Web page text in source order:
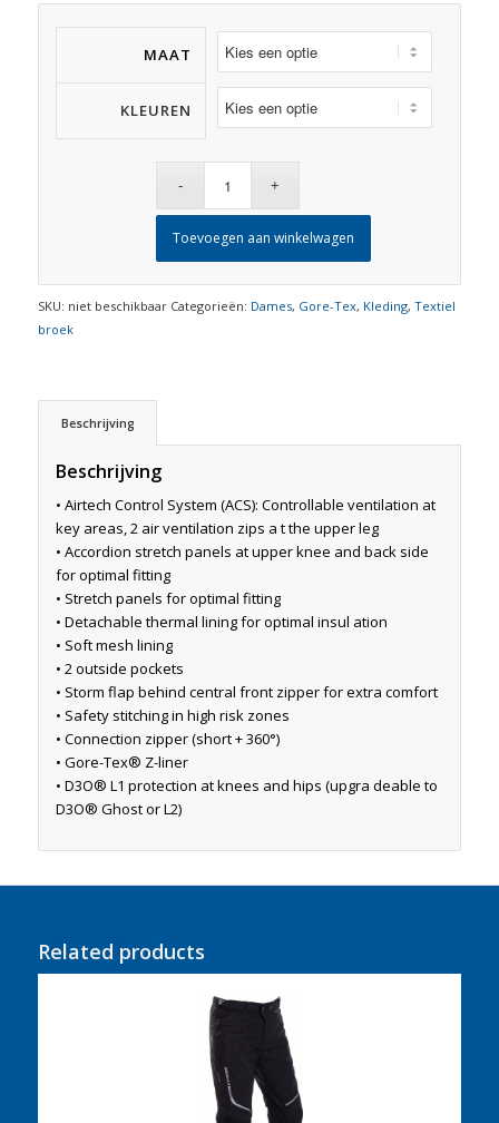
MAAT
KLEUREN
Toevoegen aan winkelwagen
SKU: niet beschikbaar Categorieën: Dames, Gore-Tex, Kleding, Textiel
broek
Beschrijving
Beschrijving
• Airtech Control System (ACS): Controllable ventilation at
key areas, 2 air ventilation zips a t the upper leg
• Accordion stretch panels at upper knee and back side
for optimal fitting
• Stretch panels for optimal fitting
• Detachable thermal lining for optimal insul ation
• Soft mesh lining
• 2 outside pockets
• Storm flap behind central front zipper for extra comfort
• Safety stitching in high risk zones
• Connection zipper (short + 360°)
• Gore-Tex® Z-liner
• D3O® L1 protection at knees and hips (upgra deable to
D3O® Ghost or L2)
Related products